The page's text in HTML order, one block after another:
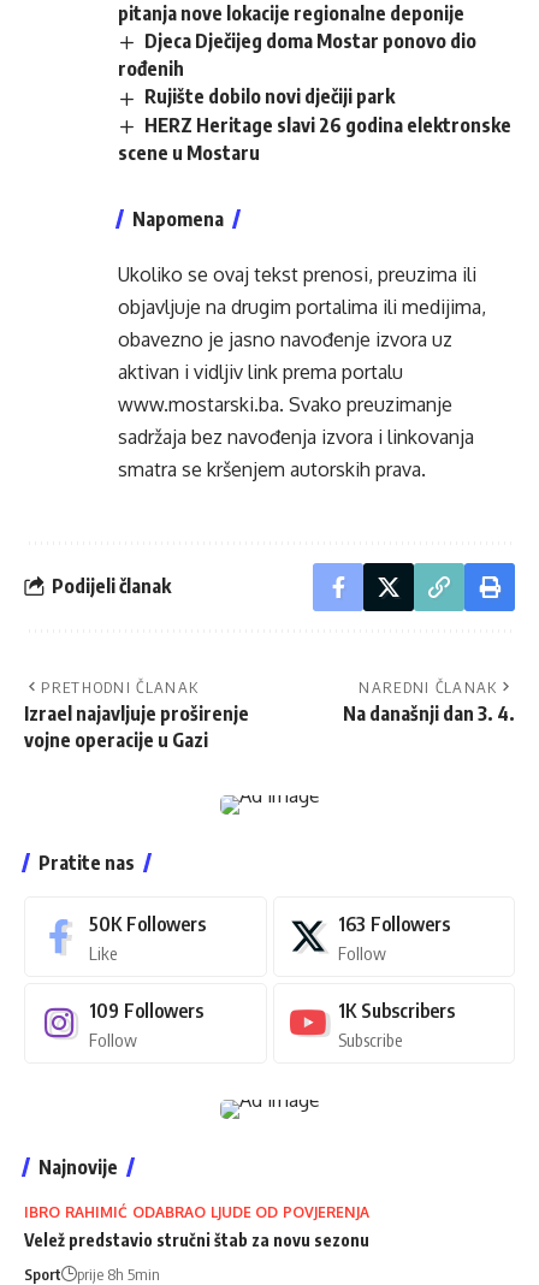
pitanja nove lokacije regionalne deponije
Djeca Dječijeg doma Mostar ponovo dio
rođenih
Rujište dobilo novi dječiji park
HERZ Heritage slavi 26 godina elektronske
scene u Mostaru
Napomena
Ukoliko se ovaj tekst prenosi, preuzima ili
objavljuje na drugim portalima ili medijima,
obavezno je jasno navođenje izvora uz
aktivan i vidljiv link prema portalu
www.mostarski.ba. Svako preuzimanje
sadržaja bez navođenja izvora i linkovanja
smatra se kršenjem autorskih prava.
Podijeli članak
PRETHODNI ČLANAK
Izrael najavljuje proširenje
vojne operacije u Gazi
NAREDNI ČLANAK
Na današnji dan 3. 4.
Pratite nas
50K Followers
Like
163 Followers
Follow
109 Followers
Follow
1K Subscribers
Subscribe
Najnovije
IBRO RAHIMIĆ ODABRAO LJUDE OD POVJERENJA
Velež predstavio stručni štab za novu sezonu
Sport prije 8h 5min